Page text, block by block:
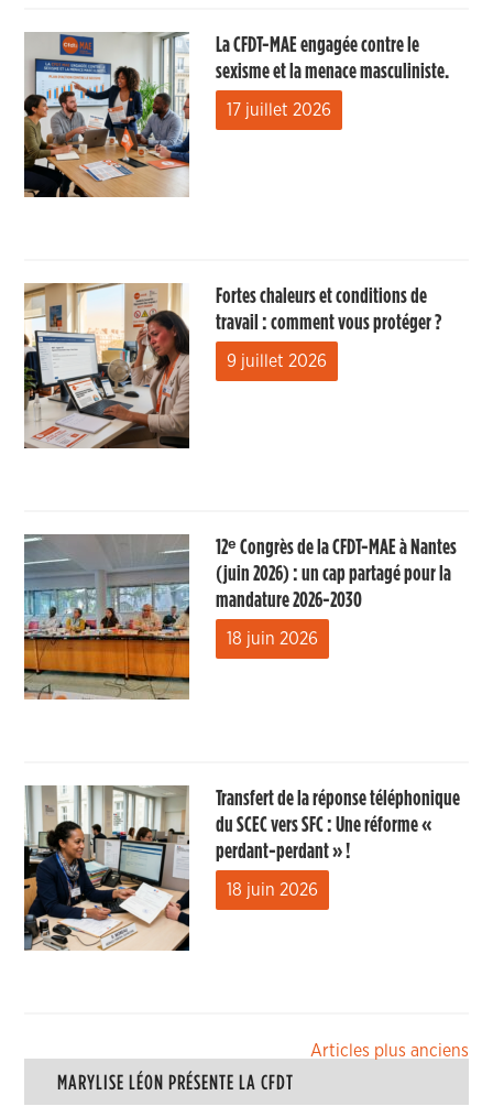
La CFDT-MAE engagée contre le
sexisme et la menace masculiniste.
17 juillet 2026
Fortes chaleurs et conditions de
travail : comment vous protéger ?
9 juillet 2026
12ᵉ Congrès de la CFDT-MAE à Nantes
(juin 2026) : un cap partagé pour la
mandature 2026-2030
18 juin 2026
Transfert de la réponse téléphonique
du SCEC vers SFC : Une réforme «
perdant-perdant » !
18 juin 2026
Navigation
des
Articles plus anciens
MARYLISE LÉON PRÉSENTE LA CFDT